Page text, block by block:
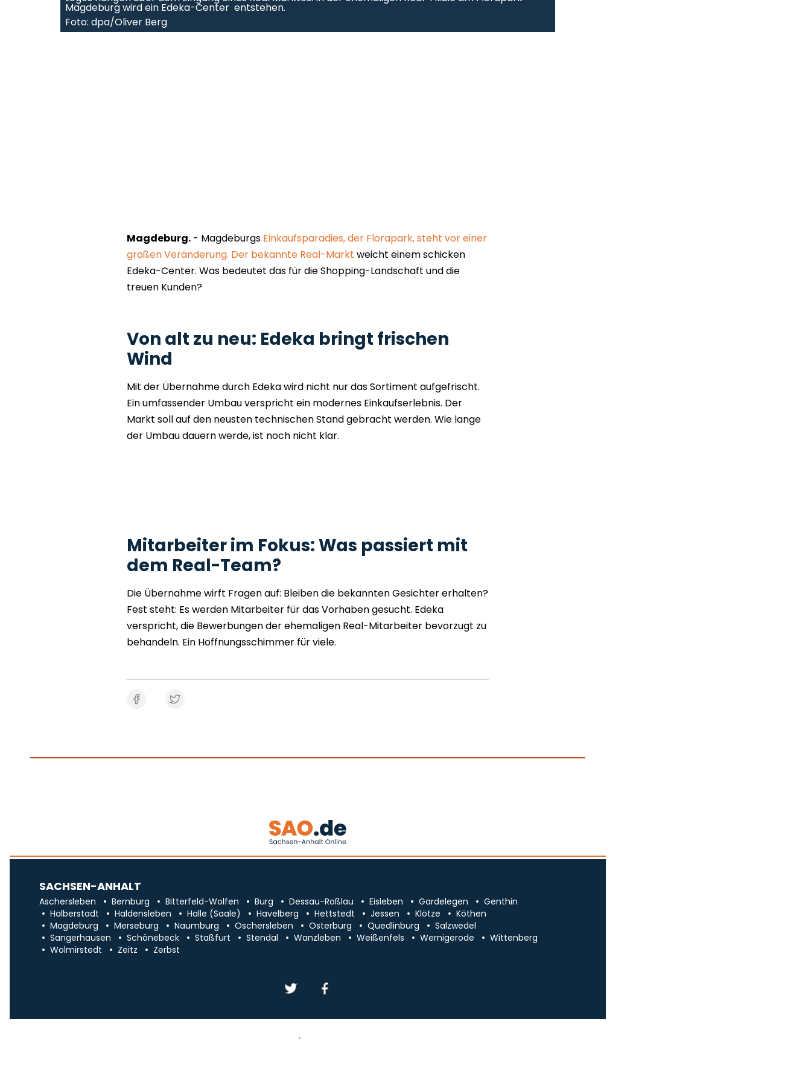
Magdeburg wird ein Edeka-Center entstehen.
Foto: dpa/Oliver Berg
Magdeburg. - Magdeburgs Einkaufsparadies, der Florapark, steht vor einer
großen Veränderung. Der bekannte Real-Markt weicht einem schicken
Edeka-Center. Was bedeutet das für die Shopping-Landschaft und die
treuen Kunden?
Von alt zu neu: Edeka bringt frischen
Wind
Mit der Übernahme durch Edeka wird nicht nur das Sortiment aufgefrischt.
Ein umfassender Umbau verspricht ein modernes Einkaufserlebnis. Der
Markt soll auf den neusten technischen Stand gebracht werden. Wie lange
der Umbau dauern werde, ist noch nicht klar.
Mitarbeiter im Fokus: Was passiert mit
dem Real-Team?
Die Übernahme wirft Fragen auf: Bleiben die bekannten Gesichter erhalten?
Fest steht: Es werden Mitarbeiter für das Vorhaben gesucht. Edeka
verspricht, die Bewerbungen der ehemaligen Real-Mitarbeiter bevorzugt zu
behandeln. Ein Hoffnungsschimmer für viele.
SACHSEN-ANHALT
Aschersleben Bernburg Bitterfeld-Wolfen Burg Dessau-Roßlau Eisleben Gardelegen
Genthin
Halberstadt
Haldensleben Halle (Saale) Havelberg Hettstedt Jessen Klötze
Köthen
Magdeburg
Merseburg Naumburg Oschersleben Osterburg Quedlinburg
Salzwedel
Sangerhausen
Schönebeck Staßfurt Stendal Wanzleben Weißenfels Wernigerode
Wittenberg
Wolmirstedt
Zeitz Zerbst
Impressum/Kontakt